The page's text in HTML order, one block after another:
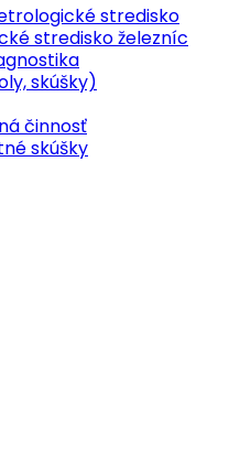
stredisko
stredisko železníc
skúšky)
činnosť
skúšky